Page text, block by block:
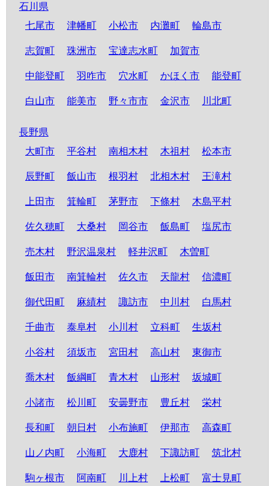
石川県
七尾市
津幡町 小松市 内灘町 輪島市
志賀町 珠洲市 宝達志水町 加賀市
中能登町 羽咋市 穴水町 かほく市 能登町
白山市 能美市 野々市市 金沢市 川北町
長野県
大町市
平谷村 南相木村 木祖村 松本市
辰野町 飯山市 根羽村 北相木村 王滝村
上田市 箕輪町 茅野市 下條村 木島平村
佐久穂町 大桑村 岡谷市 飯島町 塩尻市
売木村 野沢温泉村 軽井沢町 木曽町
飯田市 南箕輪村 佐久市 天龍村 信濃町
御代田町 麻績村 諏訪市 中川村 白馬村
千曲市 泰阜村 小川村 立科町 生坂村
小谷村 須坂市 宮田村 高山村 東御市
喬木村 飯綱町 青木村 山形村 坂城町
小諸市 松川町 安曇野市 豊丘村 栄村
長和町 朝日村 小布施町 伊那市 高森町
山ノ内町 小海町 大鹿村 下諏訪町 筑北村
駒ヶ根市 阿南町 川上村 上松町 富士見町